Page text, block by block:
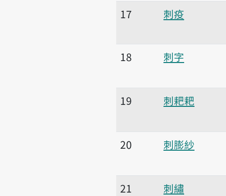
17
刺疫
18
刺字
19 刺耙耙
20 刺膨紗
21 刺繡